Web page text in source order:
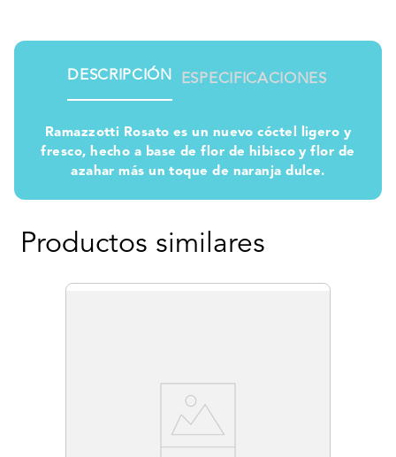
DESCRIPCIÓN ESPECIFICACIONES
Ramazzotti Rosato es un nuevo cóctel ligero y
fresco, hecho a base de flor de hibisco y flor de
azahar más un toque de naranja dulce.
Productos similares